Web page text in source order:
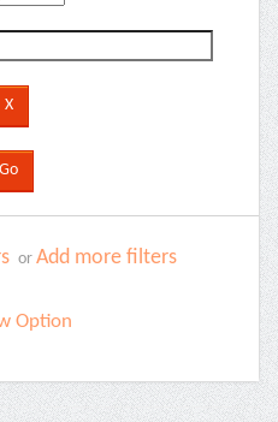
or Add more filters
Option